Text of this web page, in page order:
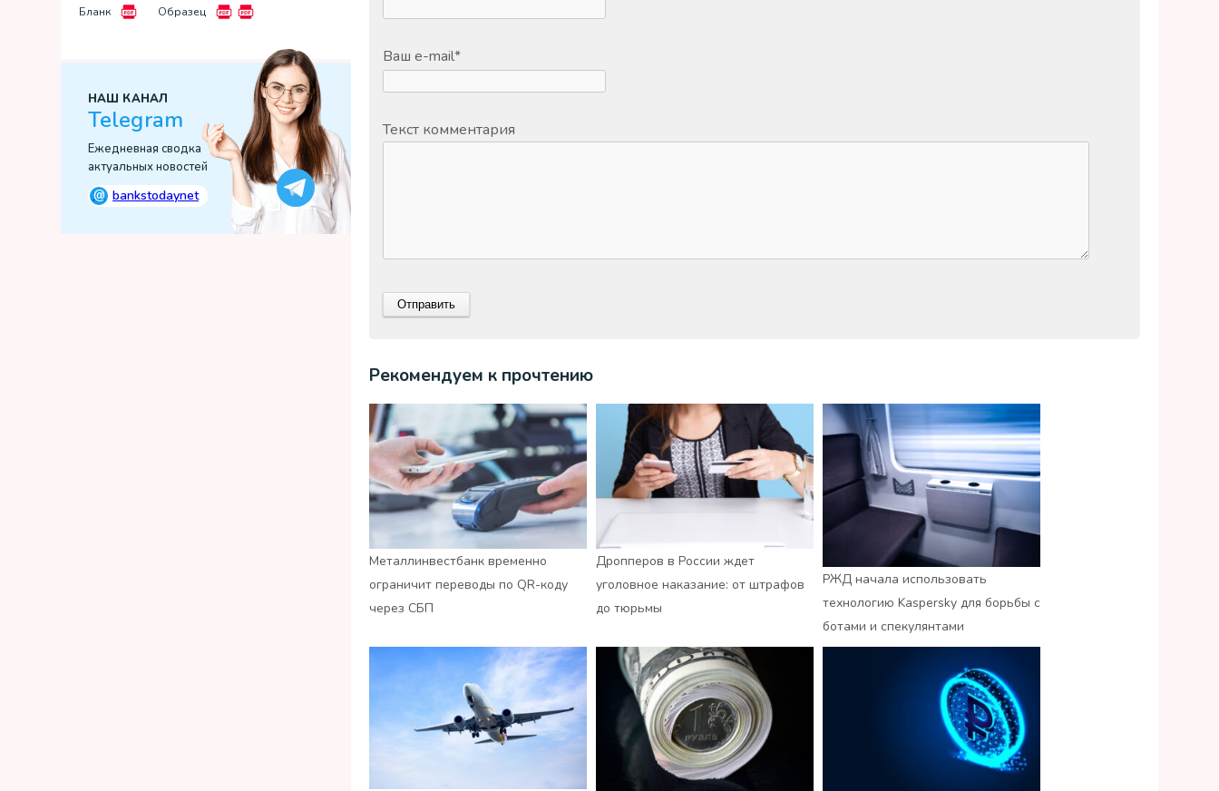
Бланк Образец
НАШ КАНАЛ
Telegram
Ежедневная сводка
актуальных новостей
@ bankstodaynet
Ваш e-mail*
Текст комментария
Рекомендуем к прочтению
Металлинвестбанк временно
ограничит переводы по QR-коду
через СБП
Дропперов в России ждет
уголовное наказание: от штрафов
до тюрьмы
РЖД начала использовать
технологию Kaspersky для борьбы с
ботами и спекулянтами